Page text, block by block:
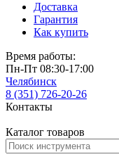
Доставка
Гарантия
Как купить
Время работы:
Пн-Пт 08:30-17:00
Челябинск
8 (351) 726-20-26
Контакты
Каталог товаров